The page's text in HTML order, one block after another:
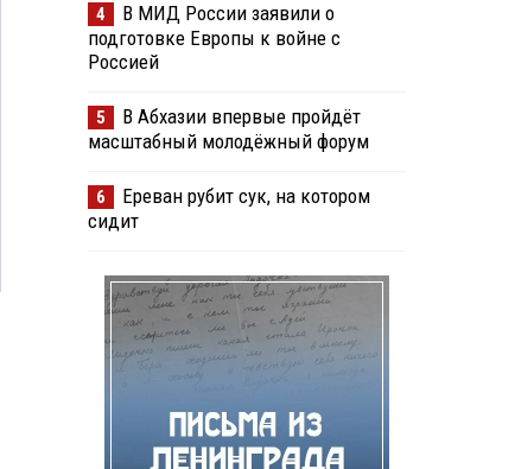
4
В МИД России заявили о
подготовке Европы к войне с
Россией
5
В Абхазии впервые пройдёт
масштабный молодёжный форум
6
Ереван рубит сук, на котором
сидит